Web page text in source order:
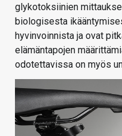
glykotoksiinien
biologisesta
hyvinvoinnista ja ovat
elämäntapojen
odotettavissa on myös